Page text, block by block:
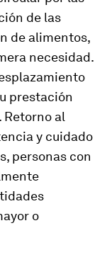
de las
de alimentos,
necesidad.
prestación
al
y cuidado
personas con
o